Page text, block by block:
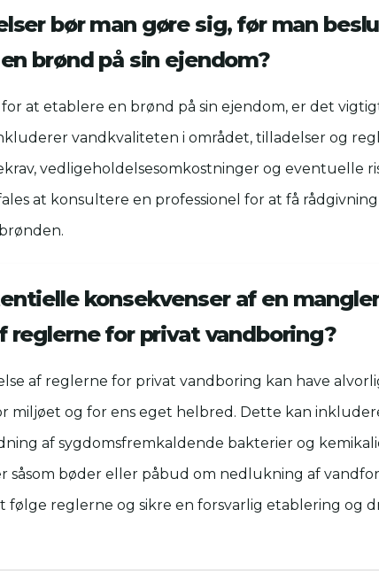
bør man gøre sig, før man
brønd på sin ejendom?
at etablere en brønd på sin ejendom, er det
vandkvaliteten i området, tilladelser og
vedligeholdelsesomkostninger og eventuelle
at konsultere en professionel for at få
konsekvenser af en
reglerne for privat vandboring?
af reglerne for privat vandboring kan have
miljøet og for ens eget helbred. Dette kan
af sygdomsfremkaldende bakterier og
såsom bøder eller påbud om nedlukning af
følge reglerne og sikre en forsvarlig etablering og